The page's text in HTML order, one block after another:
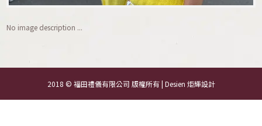
No image description ...
2018 © 福田禮儀有限公司 版權所有 | Desien 炬輝設計